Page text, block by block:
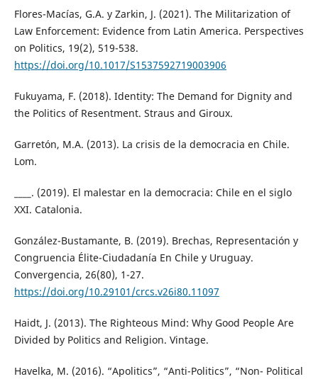
Flores-Macías, G.A. y Zarkin, J. (2021). The Militarization of
Law Enforcement: Evidence from Latin America. Perspectives
on Politics, 19(2), 519-538.
https://doi.org/10.1017/S1537592719003906
Fukuyama, F. (2018). Identity: The Demand for Dignity and
the Politics of Resentment. Straus and Giroux.
Garretón, M.A. (2013). La crisis de la democracia en Chile.
Lom.
____. (2019). El malestar en la democracia: Chile en el siglo
XXI. Catalonia.
González-Bustamante, B. (2019). Brechas, Representación y
Congruencia Élite-Ciudadanía En Chile y Uruguay.
Convergencia, 26(80), 1-27.
https://doi.org/10.29101/crcs.v26i80.11097
Haidt, J. (2013). The Righteous Mind: Why Good People Are
Divided by Politics and Religion. Vintage.
Havelka, M. (2016). “Apolitics”, “Anti-Politics”, “Non- Political